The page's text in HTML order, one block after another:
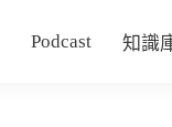
Podcast 知識